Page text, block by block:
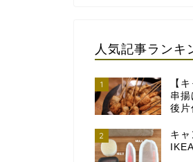
人気記事ランキ
1
【
串
後片
2
キ